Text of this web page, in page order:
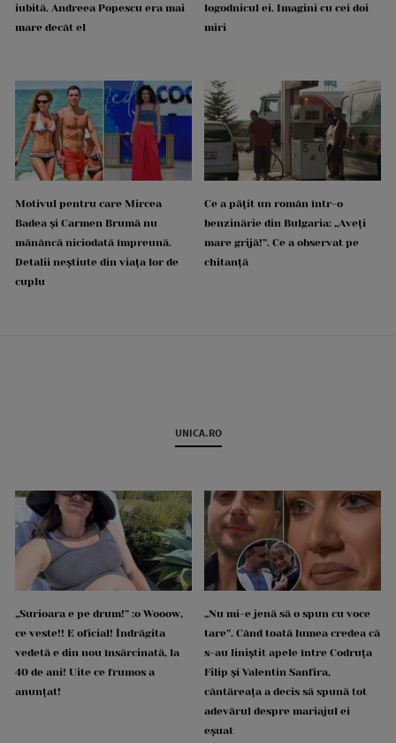
iubită. Andreea Popescu era mai
mare decât el
logodnicul ei. Imagini cu cei doi
miri
Motivul pentru care Mircea
Badea și Carmen Brumă nu
mănâncă niciodată împreună.
Detalii neștiute din viața lor de
cuplu
Ce a pățit un român într-o
benzinărie din Bulgaria: „Aveți
mare grijă!”. Ce a observat pe
chitanță
UNICA.RO
„Surioara e pe drum!” :o Wooow,
ce veste!! E oficial! Îndrăgita
vedetă e din nou însărcinată, la
40 de ani! Uite ce frumos a
anunțat!
„Nu mi-e jenă să o spun cu voce
tare”. Când toată lumea credea că
s-au liniștit apele între Codruța
Filip și Valentin Sanfira,
cântăreața a decis să spună tot
adevărul despre mariajul ei
eșuat